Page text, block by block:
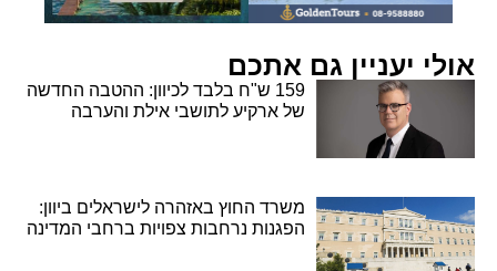
אולי יעניין גם אתכם
159 ש"ח בלבד לכיוון: ההטבה החדשה
של ארקיע לתושבי אילת והערבה
משרד החוץ באזהרה לישראלים ביוון:
הפגנות נרחבות צפויות ברחבי המדינה